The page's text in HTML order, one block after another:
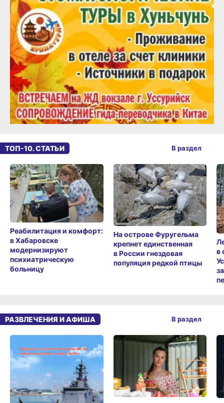
ТОП-10. СТАТЬИ
Реабилитация и комфорт:
в Хабаровске
модернизируют
психиатрическую
больницу
На острове Фуругельма
крепнет единственная
в России гнездовая
популяция редкой птицы
в
В раздел
РАЗВЛЕЧЕНИЯ И АФИША В раздел